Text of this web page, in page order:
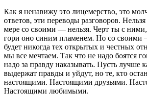
Как я ненавижу это лицемерство, это
ответов, эти переводы разговоров.
мере со своими — нельзя. Черт ты с
гори оно синим пламенем. Но со своими
будет никогда тех открытых и честных
мы все мечтаем. Так что не надо боятся
надо за правду наказывать. Пусть лучше
выдержат правды и уйдут, но те, кто
настоящими. Настоящими друзьями.
Настоящими любимыми.